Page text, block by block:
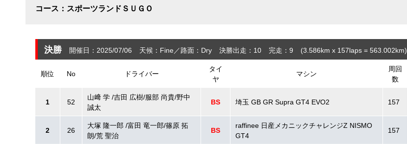
コース：スポーツランドＳＵＧＯ
決勝 開催日：2025/07/06 天候：Fine 路面：Dry 決勝出走：10 完走：9 (3.586km x 157laps = 563.002km)
順位 No ドライバー
タイ
ヤ
マシン
周回
数
1 52
山﨑 学 /吉田 広樹/服部 尚貴/野中
誠太
BS 埼玉 GB GR Supra GT4 EVO2 157
2 26
大塚 隆一郎 /富田 竜一郎/篠原 拓
朗/荒 聖治
BS
raffinee 日産メカニックチャレンジZ NISMO
GT4
157